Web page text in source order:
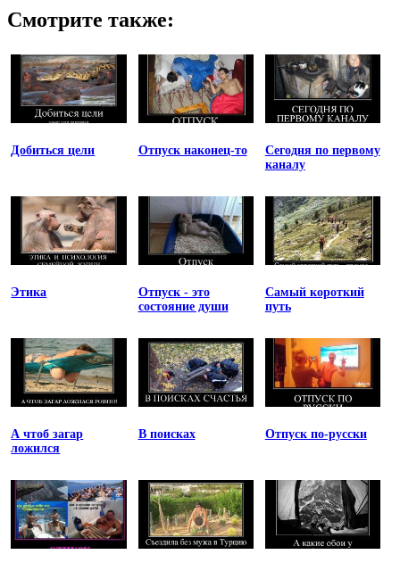
Смотрите также:
Добиться цели Отпуск наконец-то
Сегодня по первому
каналу
Этика
Отпуск - это
состояние души
Самый короткий
путь
А чтоб загар
ложился
В поисках Отпуск по-русски